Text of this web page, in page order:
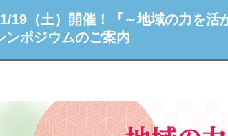
19（土）開催！『～地域の力を
ンポジウムのご案内